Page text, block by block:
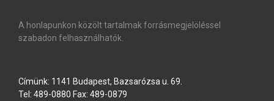
A honlapunkon közölt tartalmak forrásmegjelöléssel
szabadon felhasználhatók.
Címünk: 1141 Budapest, Bazsarózsa u. 69.
Tel: 489-0880 Fax: 489-0879